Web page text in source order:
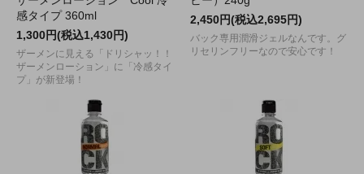
感タイプ 360ml
1,300円(税込1,430円)
ザーメンに見える「ドリシャッ！！
ザーメンローション」に「冷感タイ
プ」が新登場！
2,450円(税込2,695円)
バック専用潤滑ジェルなんです。グ
リセリンフリーなので安心です！